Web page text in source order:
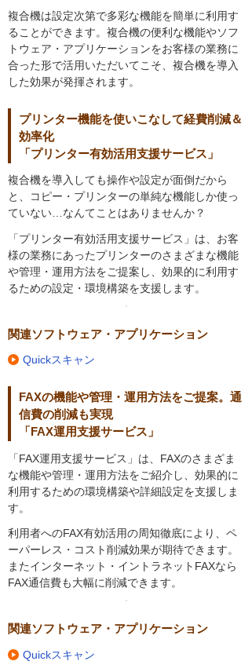
複合機は設定次第で多彩な機能を簡単に利用す
ることができます。複合機の便利な機能やソフ
トウェア・アプリケーションをお客様の業務に
合った形で活用いただいてこそ、複合機を導入
した効果が発揮されます。
プリンター機能を使いこなして経費削減＆
効率化
「プリンター有効活用支援サービス」
複合機を導入しても操作や設定が面倒だから
と、コピー・プリンターの単純な機能しか使っ
ていない…なんてことはありませんか？
「プリンター有効活用支援サービス」は、お客
様の業務にあったプリンターのさまざまな機能
や管理・運用方法をご提案し、効果的に利用す
るための設定・環境構築を支援します。
関連ソフトウェア・アプリケーション
Quickスキャン
FAXの機能や管理・運用方法をご提案。通
信費の削減も実現
「FAX運用支援サービス」
「FAX運用支援サービス」は、FAXのさまざま
な機能や管理・運用方法をご紹介し、効果的に
利用するための環境構築や詳細設定を支援しま
す。
利用者へのFAX有効活用の周知徹底により、ペ
ーパーレス・コスト削減効果が期待できます。
またインターネット・イントラネットFAXなら
FAX通信費も大幅に削減できます。
関連ソフトウェア・アプリケーション
Quickスキャン